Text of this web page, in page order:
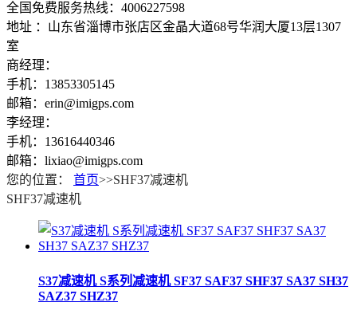
全国免费服务热线：4006227598
地址 ：山东省淄博市张店区金晶大道68号华润大厦13层1307
室
商经理：
手机：13853305145
邮箱：erin@imigps.com
李经理：
手机：13616440346
邮箱：lixiao@imigps.com
您的位置：
首页>>SHF37减速机
SHF37减速机
S37减速机 S系列减速机 SF37 SAF37 SHF37 SA37 SH37
SAZ37 SHZ37